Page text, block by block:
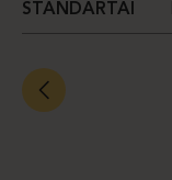
STANDARTAI